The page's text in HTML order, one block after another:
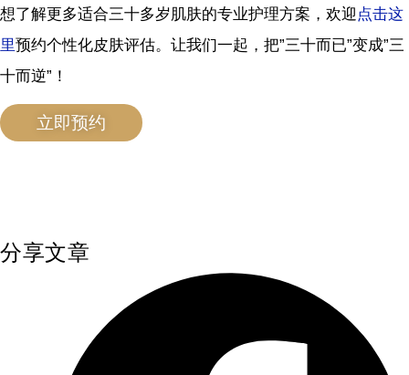
想了解更多适合三十多岁肌肤的专业护理方案，欢迎 点击这
里预约个性化皮肤评估。让我们一起，把”三十而已”变成”三
十而逆”！
立即预约
分享文章